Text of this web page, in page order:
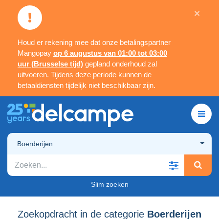
Houd er rekening mee dat onze betalingspartner
Mangopay op 6 augustus van 01:00 tot 03:00
uur (Brusselse tijd) gepland onderhoud zal
uitvoeren. Tijdens deze periode kunnen de
betaaldiensten tijdelijk niet beschikbaar zijn.
×
Boerderijen
Slim zoeken
Zoekopdracht in de categorie Boerderijen